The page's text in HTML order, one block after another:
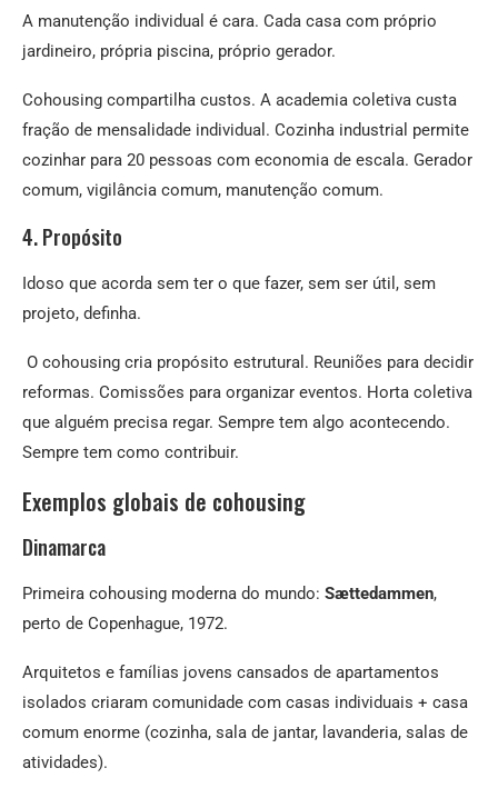
A manutenção individual é cara. Cada casa com próprio
jardineiro, própria piscina, próprio gerador.
Cohousing compartilha custos. A academia coletiva custa
fração de mensalidade individual. Cozinha industrial permite
cozinhar para 20 pessoas com economia de escala. Gerador
comum, vigilância comum, manutenção comum.
4. Propósito
Idoso que acorda sem ter o que fazer, sem ser útil, sem
projeto, definha.
O cohousing cria propósito estrutural. Reuniões para decidir
reformas. Comissões para organizar eventos. Horta coletiva
que alguém precisa regar. Sempre tem algo acontecendo.
Sempre tem como contribuir.
Exemplos globais de cohousing
Dinamarca
Primeira cohousing moderna do mundo: Sættedammen,
perto de Copenhague, 1972.
Arquitetos e famílias jovens cansados de apartamentos
isolados criaram comunidade com casas individuais + casa
comum enorme (cozinha, sala de jantar, lavanderia, salas de
atividades).